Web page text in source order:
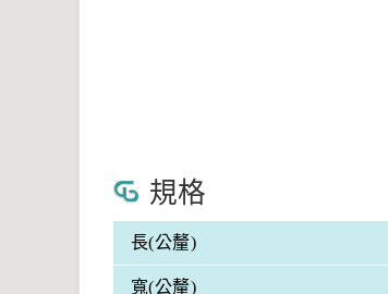
規格
長(公釐)
寬(公釐)